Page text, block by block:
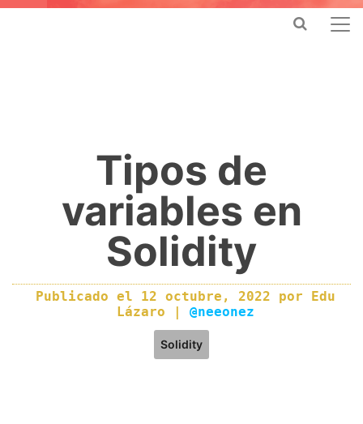
Tipos de
variables en
Solidity
Publicado el 12 octubre, 2022 por Edu
Lázaro | @neeonez
Solidity